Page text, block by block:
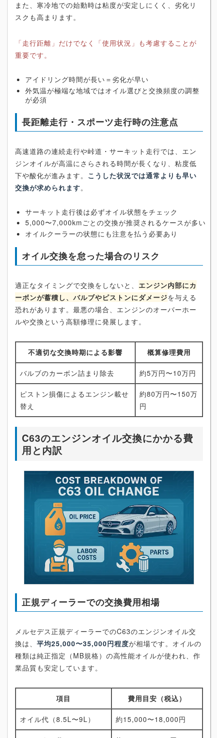
また、寒冷地での始動時は粘度が安定しにくく、劣化リ
スクも高まります。
「走行距離」だけでなく「使用状況」も考慮することが
重要です。
アイドリング時間が長い＝劣化が早い
外気温が極端な地域ではオイル選びと交換頻度の調整
が必須
長距離走行・スポーツ走行時の注意点
高速道路の連続走行や峠道・サーキット走行では、エン
ジンオイルが高温にさらされる時間が長くなり、粘度低
下や酸化が進みます。 こうした状況では通常よりも早い
交換が求められます。
サーキット走行後は必ずオイル状態をチェック
5,000〜7,000kmごとの交換が推奨されるケースが多い
オイルクーラーの状態にも注意を払う必要あり
オイル交換を怠った場合のリスク
適正なタイミングで交換をしないと、 エンジン内部にカ
ーボンが蓄積し、バルブやピストンにダメージを与える
恐れがあります。最悪の場合、エンジンのオーバーホー
ルや交換という高額修理に発展します。
不適切な交換時期による影響 概算修理費用
バルブのカーボン詰まり除去 約5万円〜10万円
ピストン損傷によるエンジン載せ
替え
約80万円〜150万
円
C63のエンジンオイル交換にかかる費
用と内訳
正規ディーラーでの交換費用相場
メルセデス正規ディーラーでのC63のエンジンオイル交
換は、 平均25,000〜35,000円程度が相場です。オイルの
種類は純正指定（MB規格）の高性能オイルが使われ、作
業品質も安定しています。
項目 費用目安（税込）
オイル代（8.5L〜9L） 約15,000〜18,000円